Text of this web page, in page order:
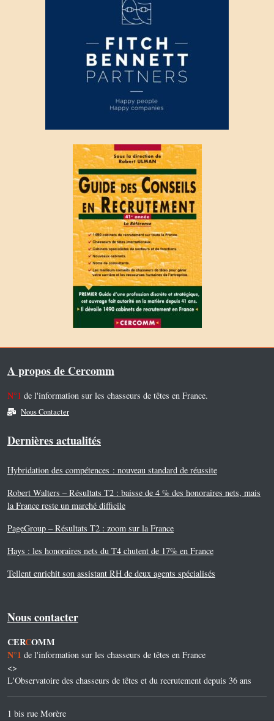
A propos de Cercomm
N°1 de l'information sur les chasseurs de têtes en France.
Nous Contacter
Dernières actualités
Hybridation des compétences : nouveau standard de réussite
Robert Walters – Résultats T2 : baisse de 4 % des honoraires nets, mais
la France reste un marché difficile
PageGroup – Résultats T2 : zoom sur la France
Hays : les honoraires nets du T4 chutent de 17% en France
Tellent enrichit son assistant RH de deux agents spécialisés
Nous contacter
CERCOMM
N°1 de l'information sur les chasseurs de têtes en France
<>
L'Observatoire des chasseurs de têtes et du recrutement depuis 36 ans
1 bis rue Morère